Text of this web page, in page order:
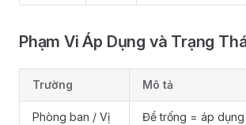
Phạm Vi Áp Dụng và Trạng
Trường Mô tả
Phòng ban / Vị
Để trống = áp dụng